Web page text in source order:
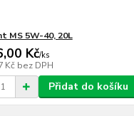
MS 5W-40, 20L
Kč/ks
Kč bez DPH
Přidat do košíku